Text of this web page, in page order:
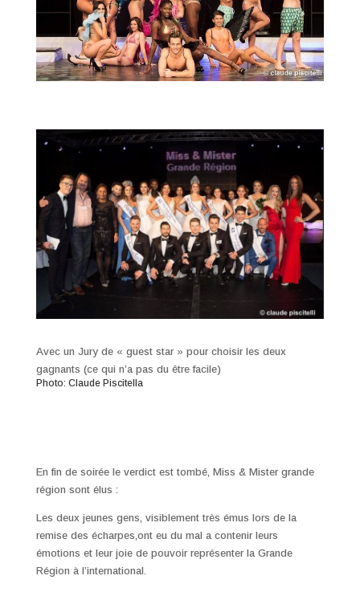
Avec un Jury de « guest star » pour choisir les deux
gagnants (ce qui n’a pas du être facile)
Photo: Claude Piscitella
En fin de soirée le verdict est tombé, Miss & Mister grande
région sont élus :
Les deux jeunes gens, visiblement très émus lors de la
remise des écharpes,ont eu du mal a contenir leurs
émotions et leur joie de pouvoir représenter la Grande
Région à l’international.